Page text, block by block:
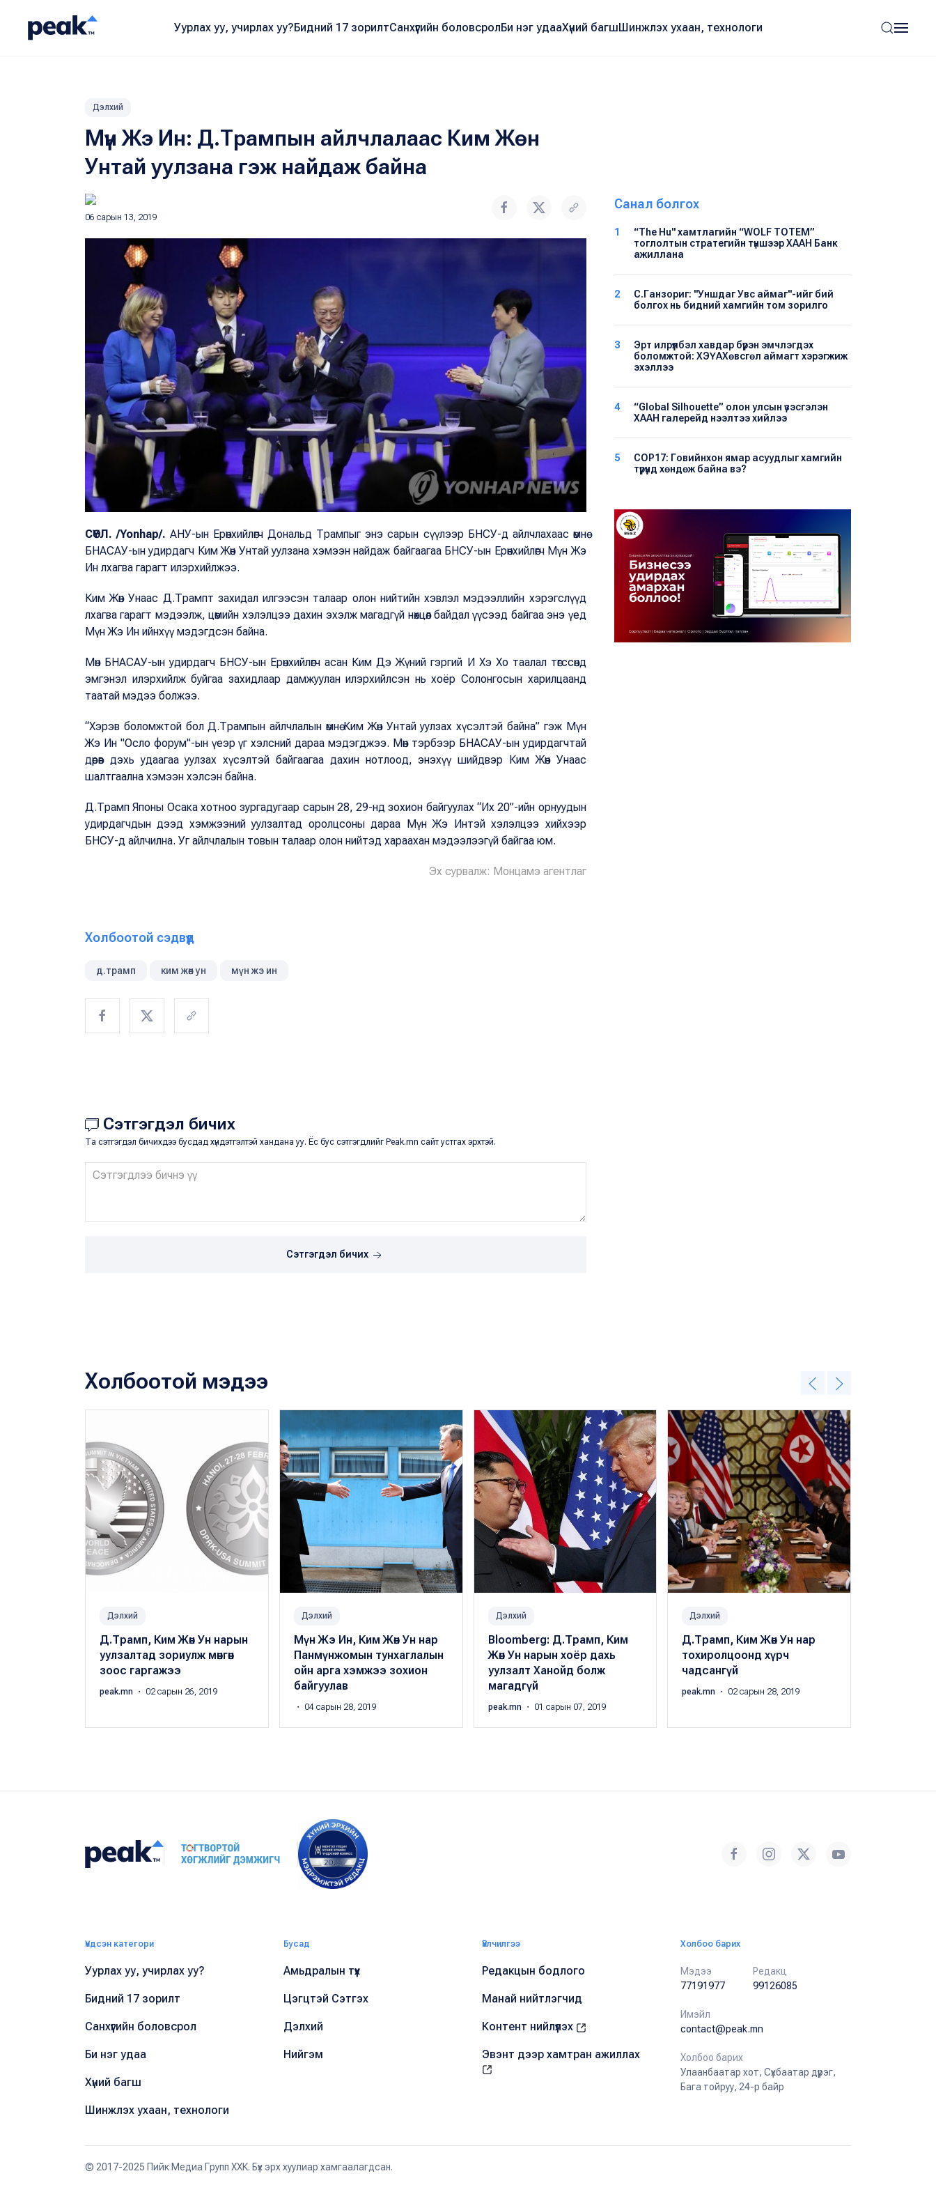
Уурлах уу, учирлах уу?Бидний 17 зорилтСанхүүгийн боловсролБи нэг удааХүний багшШинжлэх ухаан, технологи
Дэлхий
Мүн Жэ Ин: Д.Трампын айлчлалаас Ким Жөн
Унтай уулзана гэж найдаж байна
06 сарын 13, 2019
СӨҮЛ./Yonhap/.АНУ-ын Ерөнхийлөгч Дональд Трампыг энэ сарын сүүлээр БНСУ-д айлчлахаас өмнө
БНАСАУ-ын удирдагч Ким Жөн Унтай уулзана хэмээн найдаж байгаагаа БНСУ-ын Ерөнхийлөгч Мүн Жэ
Ин лхагва гарагт илэрхийлжээ.
Ким Жөн Унаас Д.Трампт захидал илгээсэн талаар олон нийтийн хэвлэл мэдээллийн хэрэгслүүд
лхагва гарагт мэдээлж, цөмийн хэлэлцээ дахин эхэлж магадгүй нөхцөл байдал үүсээд байгаа энэ үед
Мүн Жэ Ин ийнхүү мэдэгдсэн байна.
Мөн БНАСАУ-ын удирдагч БНСУ-ын Ерөнхийлөгч асан Ким Дэ Жүний гэргий И Хэ Хо таалал төгссөнд
эмгэнэл илэрхийлж буйгаа захидлаар дамжуулан илэрхийлсэн нь хоёр Солонгосын харилцаанд
таатай мэдээ болжээ.
“Хэрэв боломжтой бол Д.Трампын айлчлалын өмнө Ким Жөн Унтай уулзах хүсэлтэй байна” гэж Мүн
Жэ Ин "Осло форум"-ын үеэр үг хэлсний дараа мэдэгджээ. Мөн тэрбээр БНАСАУ-ын удирдагчтай
дөрөв дэхь удаагаа уулзах хүсэлтэй байгаагаа дахин нотлоод, энэхүү шийдвэр Ким Жөн Унаас
шалтгаална хэмээн хэлсэн байна.
Д.Трамп Японы Осака хотноо зургадугаар сарын 28, 29-нд зохион байгуулах “Их 20”-ийн орнуудын
удирдагчдын дээд хэмжээний уулзалтад оролцсоны дараа Мүн Жэ Интэй хэлэлцээ хийхээр
БНСУ-д айлчилна. Уг айлчлалын товын талаар олон нийтэд хараахан мэдээлээгүй байгаа юм.
Эх сурвалж: Монцамэ агентлаг
Холбоотой сэдвүүд
д.трамп ким жөн ун мүн жэ ин
Сэтгэгдэл бичих
Та сэтгэгдэл бичихдээ бусдад хүндэтгэлтэй хандана уу. Ёс бус сэтгэгдлийг Peak.mn сайт устгах эрхтэй.
Сэтгэгдэл бичих
Санал болгох
1
“The Hu" хамтлагийн “WOLF TOTEM”
тоглолтын стратегийн түншээр ХААН Банк
ажиллана
2
С.Ганзориг: "Уншдаг Увс аймаг"-ийг бий
болгох нь бидний хамгийн том зорилго
3
Эрт илрүүлбэл хавдар бүрэн эмчлэгдэх
боломжтой: ХЭҮА​Хөвсгөл аймагт хэрэгжиж
эхэллээ
4
“Global Silhouette” олон улсын үзэсгэлэн
ХААН галерейд нээлтээ хийлээ
5
COP17: Говийнхон ямар асуудлыг хамгийн
түрүүнд хөндөж байна вэ?
Холбоотой мэдээ
Дэлхий
Д.Трамп, Ким Жөн Ун нарын
уулзалтад зориулж мөнгөн
зоос гаргажээ
peak.mn ・ 02 сарын 26, 2019
Дэлхий
Мүн Жэ Ин, Ким Жөн Ун нар
Панмүнжомын тунхаглалын
ойн арга хэмжээ зохион
байгуулав
・ 04 сарын 28, 2019
Дэлхий
Bloomberg: Д.Трамп, Ким
Жөн Ун нарын хоёр дахь
уулзалт Ханойд болж
магадгүй
peak.mn ・ 01 сарын 07, 2019
Дэлхий
Д.Трамп, Ким Жөн Ун нар
тохиролцоонд хүрч
чадсангүй
peak.mn ・ 02 сарын 28, 2019
Үндсэн категори
Уурлах уу, учирлах уу?
Бидний 17 зорилт
Санхүүгийн боловсрол
Би нэг удаа
Хүний багш
Шинжлэх ухаан, технологи
Бусад
Амьдралын түүх
Цэгцтэй Сэтгэх
Дэлхий
Нийгэм
Үйлчилгээ
Редакцын бодлого
Манай нийтлэгчид
Контент нийлүүлэх
Эвэнт дээр хамтран ажиллах
Холбоо барих
Мэдээ
77191977
Редакц
99126085
Имэйл
contact@peak.mn
Холбоо барих
Улаанбаатар хот, Сүхбаатар дүүрэг,
Бага тойруу, 24-р байр
© 2017-2025 Пийк Медиа Групп ХХК. Бүх эрх хуулиар хамгаалагдсан.